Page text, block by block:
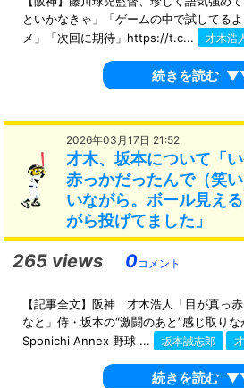
といかなきゃ」「ゲームの中で試してる
メ」「次回に期待」https://t.c...
才木浩
続きを読む
2026年03月17日 21:52
才木、坂本について「
赤っかだったんで（笑
いながら。ボール見え
がら投げてました」
265 views 0コメント
【記事全文】阪神 才木浩人「目が真っ
なと」侍・坂本の“激闘のあと”感じ取り
Sponichi Annex 野球 ...
坂本誠志郎
続きを読む